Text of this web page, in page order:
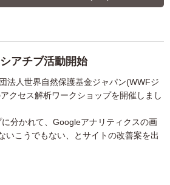
アチブ活動開始
法人世界自然保護基金ジャパン(WWFジ
クセス解析ワークショップを開催しまし
分かれて、Googleアナリティクスの画
いこうでもない、とサイトの改善案を出